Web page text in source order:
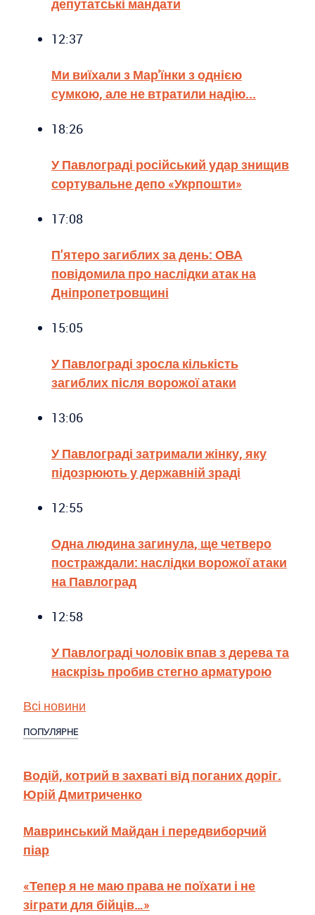
12:37
Ми виїхали з Мар'їнки з однією
сумкою, але не втратили надію...
18:26
У Павлограді російський удар знищив
сортувальне депо «Укрпошти»
17:08
П’ятеро загиблих за день: ОВА
повідомила про наслідки атак на
Дніпропетровщині
15:05
У Павлограді зросла кількість
загиблих після ворожої атаки
13:06
У Павлограді затримали жінку, яку
підозрюють у державній зраді
12:55
Одна людина загинула, ще четверо
постраждали: наслідки ворожої атаки
на Павлоград
12:58
У Павлограді чоловік впав з дерева та
наскрізь пробив стегно арматурою
Всі новини
ПОПУЛЯРНЕ
Водій, котрий в захваті від поганих доріг.
Юрій Дмитриченко
Мавринський Майдан і передвиборчий
піар
«Тепер я не маю права не поїхати і не
зіграти для бійців…»